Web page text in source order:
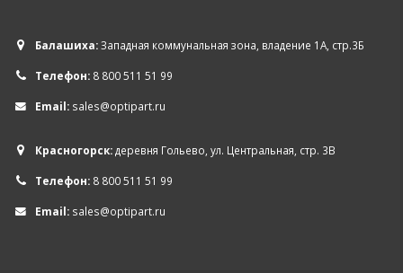
Балашиха:Западная коммунальная зона, владение 1А, стр.3Б
Телефон: 8 800 511 51 99
Email: sales@optipart.ru
Красногорск:деревня Гольево, ул. Центральная, стр. 3В
Телефон: 8 800 511 51 99
Email: sales@optipart.ru